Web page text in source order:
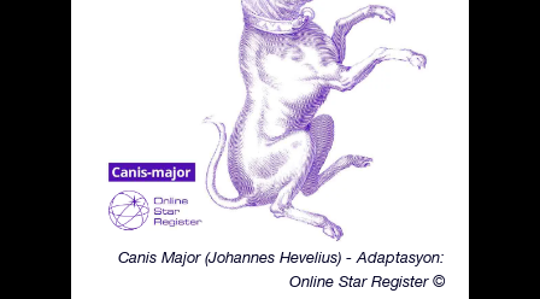
Canis Major (Johannes Hevelius) - Adaptasyon:
Online Star Register ©